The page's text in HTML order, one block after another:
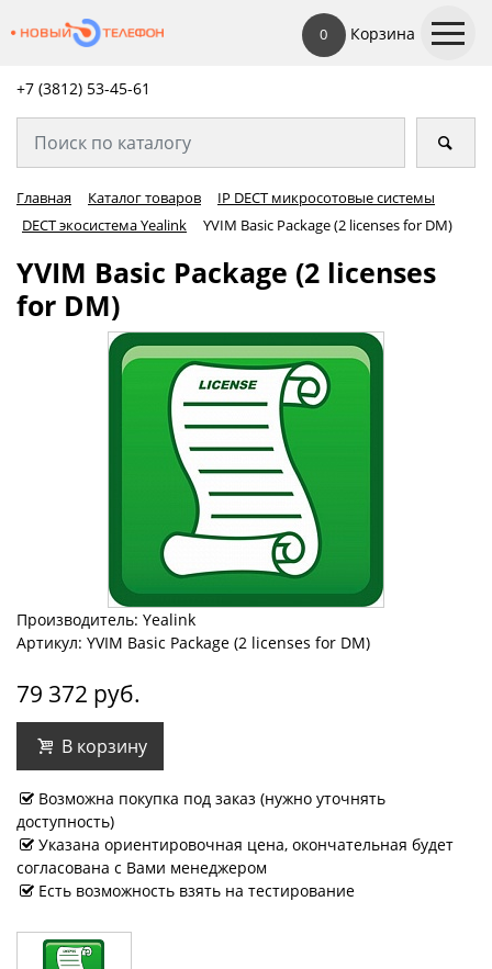
0 Корзина
+7 (3812) 53-45-61
Главная Каталог товаров
IP DECT микросотовые системы
DECT экосистема Yealink
YVIM Basic Package (2 licenses for DM)
YVIM Basic Package (2 licenses
for DM)
Производитель: Yealink
Артикул: YVIM Basic Package (2 licenses for DM)
79 372 руб.
В корзину
Возможна покупка под заказ (нужно уточнять
доступность)
Указана ориентировочная цена, окончательная будет
согласована с Вами менеджером
Есть возможность взять на тестирование